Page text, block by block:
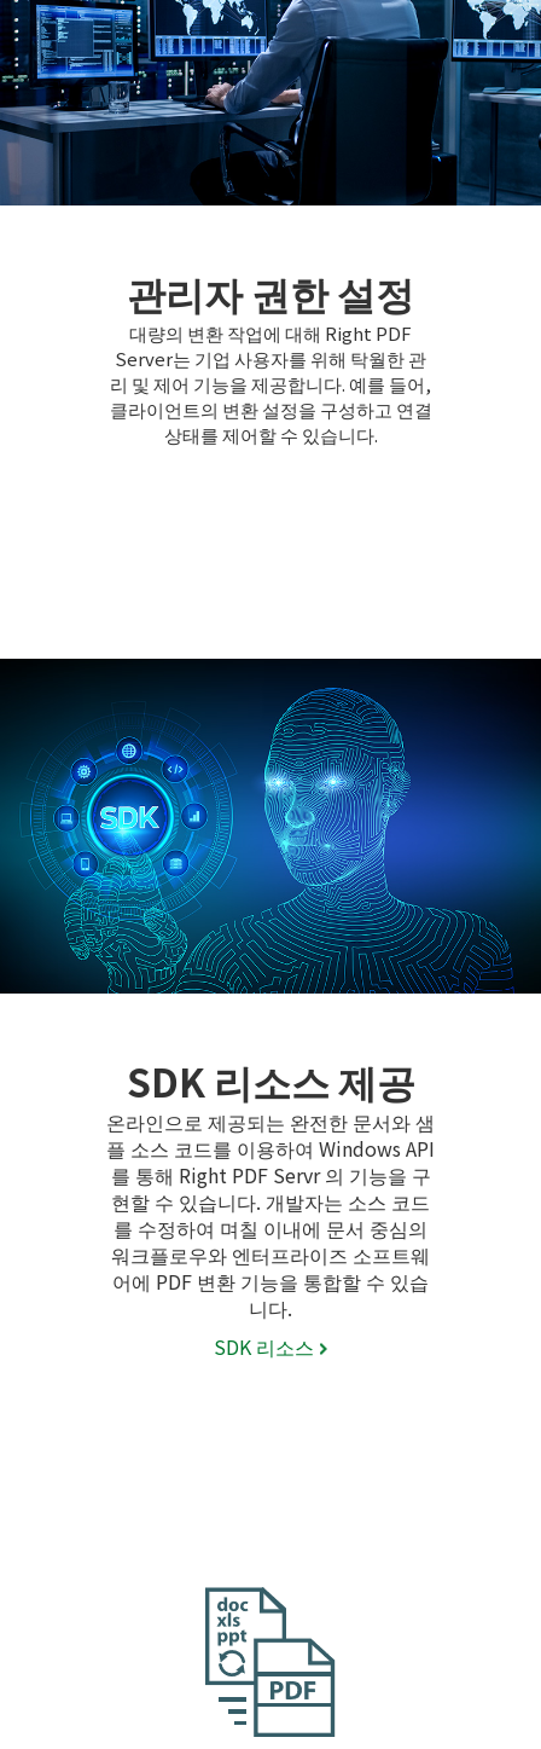
관리자 권한 설정
대량의 변환 작업에 대해 Right PDF
Server는 기업 사용자를 위해 탁월한 관
리 및 제어 기능을 제공합니다. 예를 들어,
클라이언트의 변환 설정을 구성하고 연결
상태를 제어할 수 있습니다.
SDK 리소스 제공
온라인으로 제공되는 완전한 문서와 샘
플 소스 코드를 이용하여 Windows API
를 통해 Right PDF Servr 의 기능을 구
현할 수 있습니다. 개발자는 소스 코드
를 수정하여 며칠 이내에 문서 중심의
워크플로우와 엔터프라이즈 소프트웨
어에 PDF 변환 기능을 통합할 수 있습
니다.
SDK 리소스